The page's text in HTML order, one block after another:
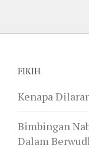
FIKIH
Kenapa
Bimbingan
Dalam